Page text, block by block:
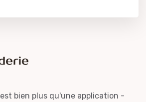
est bien plus qu'une application -